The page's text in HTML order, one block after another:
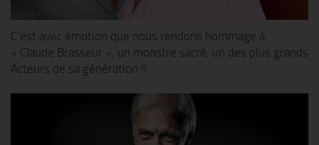
C’est avec émotion que nous rendons hommage à
« Claude Brasseur », un monstre sacré, un des plus grands
Acteurs de sa génération !!